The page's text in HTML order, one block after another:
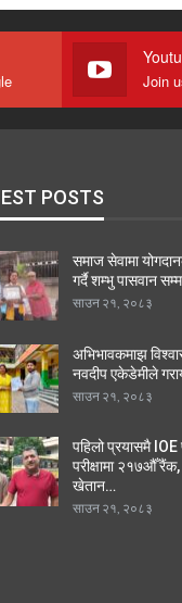
Join
POSTS
समाज सेवामा
गर्दै शम्भु पासवान
साउन २१, २०८३
अभिभावकमाझ
नवदीप एकेडेमीले
साउन २१, २०८३
पहिलो प्रयासमै
परीक्षामा २१७औँ रैंक,
खेतान…
साउन २१, २०८३